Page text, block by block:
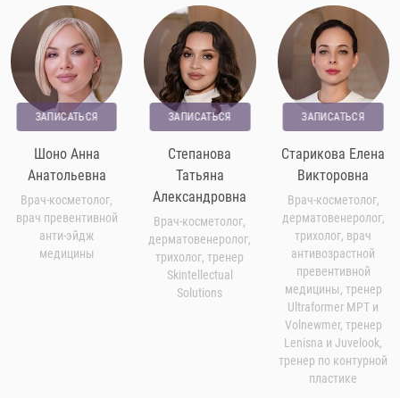
ЗАПИСАТЬСЯ
Шоно Анна
Анатольевна
Врач-косметолог,
врач превентивной
анти-эйдж
медицины
ЗАПИСАТЬСЯ
Степанова
Татьяна
Александровна
Врач-косметолог,
дерматовенеролог,
трихолог, тренер
Skintellectual
Solutions
ЗАПИСАТЬСЯ
Старикова Елена
Викторовна
Врач-косметолог,
дерматовенеролог,
трихолог, врач
антивозрастной
превентивной
медицины, тренер
Ultraformer MPT и
Volnewmer, тренер
Lenisna и Juvelook,
тренер по контурной
пластике